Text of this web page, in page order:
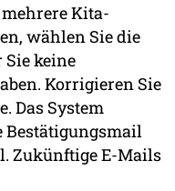
Kita-
wählen Sie die
keine
Korrigieren Sie
Das System
Bestätigungsmail
Zukünftige E-Mails